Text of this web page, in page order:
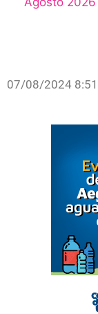
07/08/2024 8:51